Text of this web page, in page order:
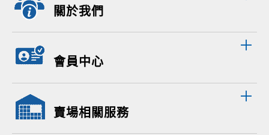
關於我們
會員中心
賣場相關服務